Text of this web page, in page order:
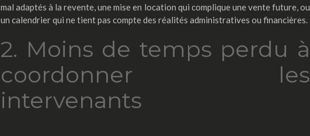
mal adaptés à la revente, une mise en location qui complique une vente future, ou
un calendrier qui ne tient pas compte des réalités administratives ou financières.
2. Moins de temps perdu à
coordonner les
intervenants